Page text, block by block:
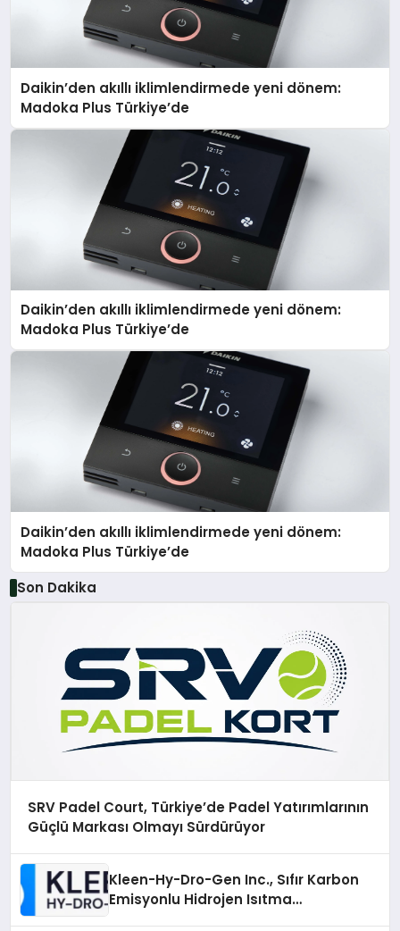
Daikin’den akıllı iklimlendirmede yeni dönem:
Madoka Plus Türkiye’de
Daikin’den akıllı iklimlendirmede yeni dönem:
Madoka Plus Türkiye’de
Daikin’den akıllı iklimlendirmede yeni dönem:
Madoka Plus Türkiye’de
Son Dakika
SRV Padel Court, Türkiye’de Padel Yatırımlarının
Güçlü Markası Olmayı Sürdürüyor
Kleen-Hy-Dro-Gen Inc., Sıfır Karbon
Emisyonlu Hidrojen Isıtma